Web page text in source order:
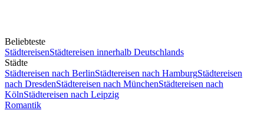
Beliebteste
StädtereisenStädtereisen innerhalb Deutschlands
Städte
Städtereisen nach BerlinStädtereisen nach HamburgStädtereisen
nach DresdenStädtereisen nach MünchenStädtereisen nach
KölnStädtereisen nach Leipzig
Romantik